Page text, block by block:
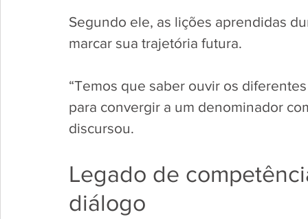
Segundo ele, as lições aprendidas
marcar sua trajetória futura.
“Temos que saber ouvir os
para convergir a um denominador
discursou.
Legado de
diálogo